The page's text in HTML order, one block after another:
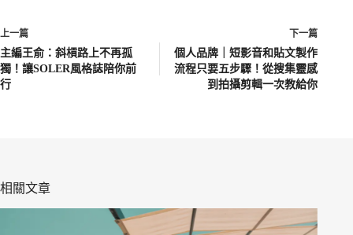
上一篇
主編王俞：斜槓路上不再孤
獨！讓SOLER風格誌陪你前
行
下一篇
個人品牌｜短影音和貼文製作
流程只要五步驟！從搜集靈感
到拍攝剪輯一次教給你
相關文章